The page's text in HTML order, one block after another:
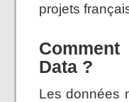
projets
Data ?
Les données